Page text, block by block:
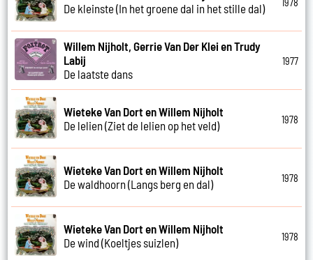
De kleinste (In het groene dal in het stille dal)
1978
Willem Nijholt, Gerrie Van Der Klei en Trudy
Labij
De laatste dans
1977
Wieteke Van Dort en Willem Nijholt
De lelien (Ziet de lelien op het veld)
1978
Wieteke Van Dort en Willem Nijholt
De waldhoorn (Langs berg en dal)
1978
Wieteke Van Dort en Willem Nijholt
De wind (Koeltjes suizlen)
1978